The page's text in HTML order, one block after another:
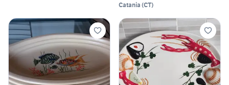
Catania (CT)